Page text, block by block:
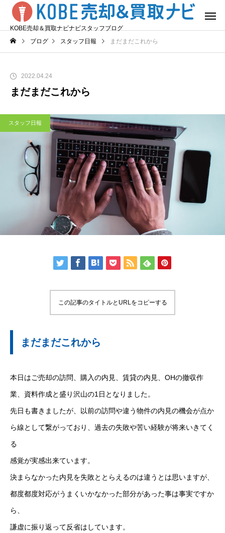
KOBE売却＆買取ナビナビスタッフブログ
ブログ
スタッフ日報 まだまだこれから
2022.04.24
まだまだこれから
スタッフ日報
この記事のタイトルとURLをコピーする
まだまだこれから
本日はご売却の訪問、購入の内見、賃貸の内見、OHの撤収作
業、資料作成と盛り沢山の1日となりました。
先日も書きましたが、以前の訪問や違う物件の内見の機会が点か
ら線として繋がっており、過去の失敗や苦い経験が将来いきてく
る
感覚が実感出来ています。
決まらなかった内見を失敗ととらえるのは違うとは思いますが、
都度都度対応がうまくいかなかった部分があった事は事実ですか
ら、
謙虚に振り返って反省はしています。